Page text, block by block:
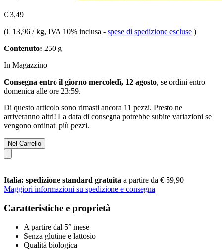
€ 3,49
(€ 13,96 / kg, IVA 10% inclusa - spese di spedizione escluse )
Contenuto: 250 g
In Magazzino
Consegna entro il giorno mercoledì, 12 agosto, se ordini entro
domenica alle ore 23:59.
Di questo articolo sono rimasti ancora 11 pezzi. Presto ne
arriveranno altri! La data di consegna potrebbe subire variazioni se
vengono ordinati più pezzi.
Nel Carrello
Italia: spedizione standard gratuita a partire da € 59,90
Maggiori informazioni su spedizione e consegna
Caratteristiche e proprietà
A partire dal 5° mese
Senza glutine e lattosio
Qualità biologica